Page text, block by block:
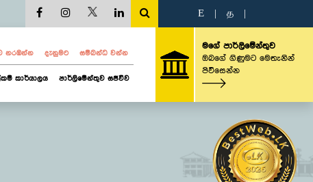
E த
නරඹන්න දැනුමට සම්බන්ධ වන්න
කාර්යාලය පාර්ලිමේන්තුව සජීවීව
මගේ පාර්ලිමේන්තුව
ඔබගේ ගිණුමට මෙතැනින්
පිවිසෙන්න